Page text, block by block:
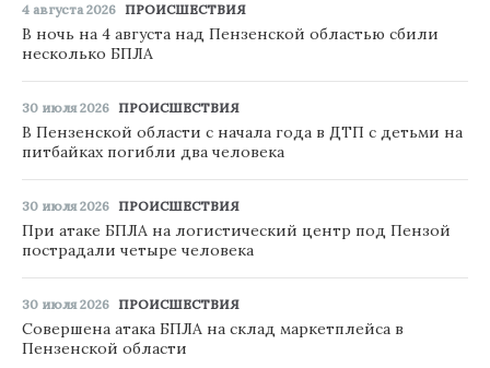
4 августа 2026 ПРОИСШЕСТВИЯ
В ночь на 4 августа над Пензенской областью сбили
несколько БПЛА
30 июля 2026 ПРОИСШЕСТВИЯ
В Пензенской области с начала года в ДТП с детьми на
питбайках погибли два человека
30 июля 2026 ПРОИСШЕСТВИЯ
При атаке БПЛА на логистический центр под Пензой
пострадали четыре человека
30 июля 2026 ПРОИСШЕСТВИЯ
Совершена атака БПЛА на склад маркетплейса в
Пензенской области